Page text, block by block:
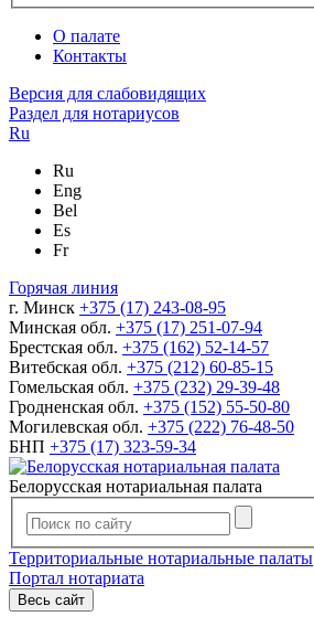
О палате
Контакты
Версия для слабовидящих
Раздел для нотариусов
Ru
Ru
Eng
Bel
Es
Fr
Горячая линия
г. Минск +375 (17) 243-08-95
Минская обл. +375 (17) 251-07-94
Брестская обл. +375 (162) 52-14-57
Витебская обл. +375 (212) 60-85-15
Гомельская обл. +375 (232) 29-39-48
Гродненская обл. +375 (152) 55-50-80
Могилевская обл. +375 (222) 76-48-50
БНП +375 (17) 323-59-34
Белорусская нотариальная палата
Территориальные нотариальные палаты
Портал нотариата
Весь сайт